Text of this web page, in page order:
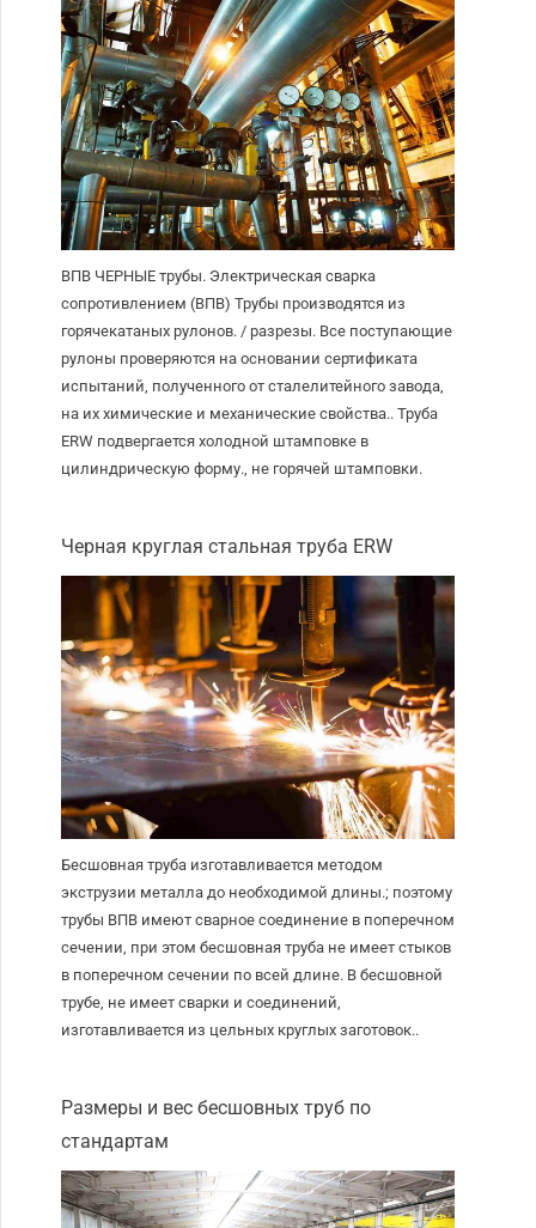
ВПВ ЧЕРНЫЕ трубы. Электрическая сварка
сопротивлением (ВПВ) Трубы производятся из
горячекатаных рулонов. / разрезы. Все поступающие
рулоны проверяются на основании сертификата
испытаний, полученного от сталелитейного завода,
на их химические и механические свойства.. Труба
ERW подвергается холодной штамповке в
цилиндрическую форму., не горячей штамповки.
Черная круглая стальная труба ERW
Бесшовная труба изготавливается методом
экструзии металла до необходимой длины.; поэтому
трубы ВПВ имеют сварное соединение в поперечном
сечении, при этом бесшовная труба не имеет стыков
в поперечном сечении по всей длине. В бесшовной
трубе, не имеет сварки и соединений,
изготавливается из цельных круглых заготовок..
Размеры и вес бесшовных труб по
стандартам